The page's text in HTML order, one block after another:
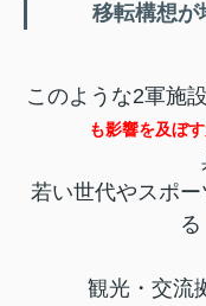
移転構想が
このような2軍施
も影響を及ぼ
若い世代やスポ
観光・交流